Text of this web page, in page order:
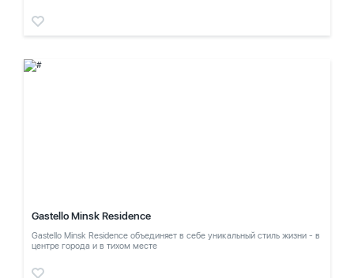
Gastello Minsk Residence
Gastello Minsk Residence объединяет в себе уникальный стиль жизни - в
центре города и в тихом месте